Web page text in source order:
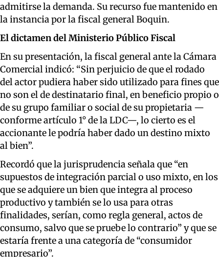
admitirse la demanda. Su recurso fue mantenido en
la instancia por la fiscal general Boquin.
El dictamen del Ministerio Público Fiscal
En su presentación, la fiscal general ante la Cámara
Comercial indicó: “Sin perjuicio de que el rodado
del actor pudiera haber sido utilizado para fines que
no son el de destinatario final, en beneficio propio o
de su grupo familiar o social de su propietaria —
conforme artículo 1° de la LDC—, lo cierto es el
accionante le podría haber dado un destino mixto
al bien”.
Recordó que la jurisprudencia señala que “en
supuestos de integración parcial o uso mixto, en los
que se adquiere un bien que integra al proceso
productivo y también se lo usa para otras
finalidades, serían, como regla general, actos de
consumo, salvo que se pruebe lo contrario” y que se
estaría frente a una categoría de “consumidor
empresario”.